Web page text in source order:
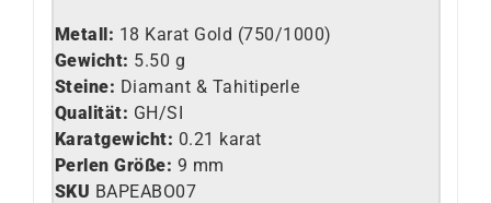
Metall: 18 Karat Gold (750/1000)
Gewicht: 5.50 g
Steine: Diamant & Tahitiperle
Qualität: GH/SI
Karatgewicht: 0.21 karat
Perlen Größe: 9 mm
SKU BAPEABO07